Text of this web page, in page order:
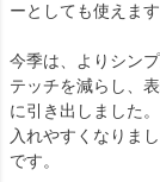
ーとしても使えます
今季は、よりシン
テッチを減らし、
に引き出しました
入れやすくなりま
です。